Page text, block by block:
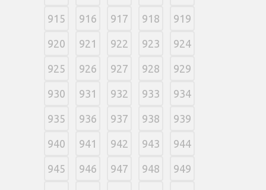
915 916 917 918 919
920 921 922 923 924
925 926 927 928 929
930 931 932 933 934
935 936 937 938 939
940 941 942 943 944
945 946 947 948 949